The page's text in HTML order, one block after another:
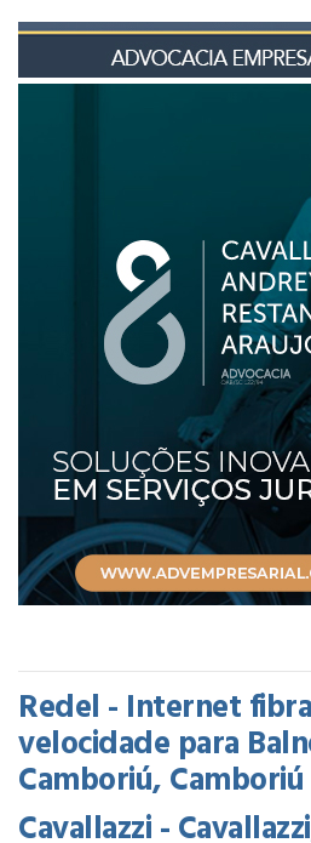
Redel - Internet
velocidade para
Camboriú,
Cavallazzi -